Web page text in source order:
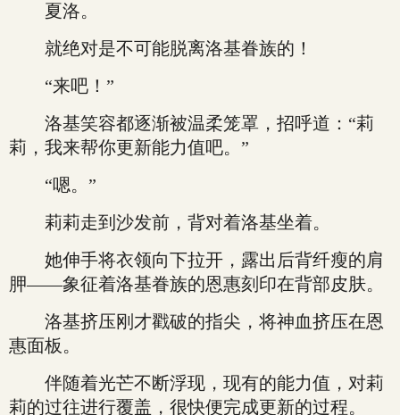
夏洛。
就绝对是不可能脱离洛基眷族的！
“来吧！”
洛基笑容都逐渐被温柔笼罩，招呼道：“莉
莉，我来帮你更新能力值吧。”
“嗯。”
莉莉走到沙发前，背对着洛基坐着。
她伸手将衣领向下拉开，露出后背纤瘦的肩
胛——象征着洛基眷族的恩惠刻印在背部皮肤。
洛基挤压刚才戳破的指尖，将神血挤压在恩
惠面板。
伴随着光芒不断浮现，现有的能力值，对莉
莉的过往进行覆盖，很快便完成更新的过程。